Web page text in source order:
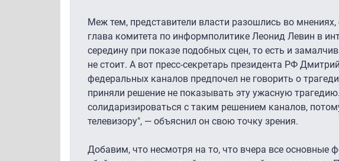
Меж тем, представители власти разошлись во
глава комитета по информполитике Леонид Левин в
середину при показе подобных сцен, то есть и
не стоит. А вот пресс-секретарь президента РФ
федеральных каналов предпочел не говорить о
приняли решение не показывать эту ужасную
солидаризироваться с таким решением каналов,
телевизору", — объяснил он свою точку зрения.
Добавим, что несмотря на то, что вчера все